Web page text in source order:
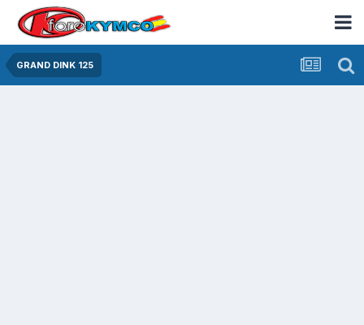
GRAND DINK 125